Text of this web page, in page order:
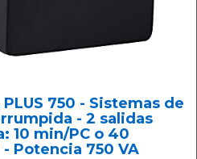
750 - Sistemas de
- 2 salidas
10 min/PC o 40
Potencia 750 VA